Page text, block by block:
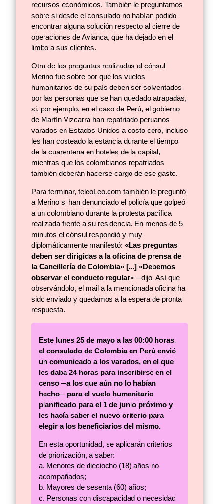
recursos económicos. También le preguntamos
sobre si desde el consulado no habían podido
encontrar alguna solución respecto al cierre de
operaciones de Avianca, que ha dejado en el
limbo a sus clientes.
Otra de las preguntas realizadas al cónsul
Merino fue sobre por qué los vuelos
humanitarios de su país deben ser solventados
por las personas que se han quedado atrapadas,
si, por ejemplo, en el caso de Perú, el gobierno
de Martín Vizcarra han repatriado peruanos
varados en Estados Unidos a costo cero, incluso
les han costeado la estancia durante el tiempo
de la cuarentena en hoteles de la capital,
mientras que los colombianos repatriados
también deberán hacerse cargo de ese gasto.
Para terminar, teleoLeo.com también le preguntó
a Merino si han denunciado el policía que golpeó
a un colombiano durante la protesta pacífica
realizada frente a su residencia. En menos de 5
minutos el cónsul respondió y muy
diplomáticamente manifestó: «Las preguntas
deben ser dirigidas a la oficina de prensa de
la Cancillería de Colombia» [...] «Debemos
observar el conducto regular» ─dijo. Así que
observándolo, el mail a la mencionada oficina ha
sido enviado y quedamos a la espera de pronta
respuesta.
Este lunes 25 de mayo a las 00:00 horas,
el consulado de Colombia en Perú envió
un comunicado a los varados, en el que
les daba 24 horas para inscribirse en el
censo ─a los que aún no lo habían
hecho─ para el vuelo humanitario
planificado para el 1 de junio próximo y
les hacía saber el nuevo criterio para
elegir a los beneficiarios del mismo.
En esta oportunidad, se aplicarán criterios
de priorización, a saber:
a. Menores de dieciocho (18) años no
acompañados;
b. Mayores de sesenta (60) años;
c. Personas con discapacidad o necesidad